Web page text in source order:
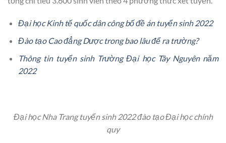
Đại học Kinh tế quốc dân công bố đề án tuyển sinh 2022
Đào tạo Cao đẳng Dược trong bao lâu để ra trường?
Thông tin tuyển sinh Trường Đại học Tây Nguyên năm
2022
Đại học Nha Trang tuyển sinh 2022 đào tạo Đại học chính
quy